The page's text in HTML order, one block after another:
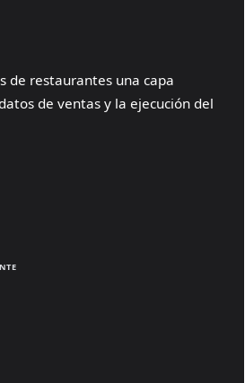
de restaurantes una capa
de ventas y la ejecución del